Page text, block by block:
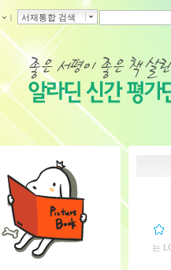
ｌ 서재통합 검색
는